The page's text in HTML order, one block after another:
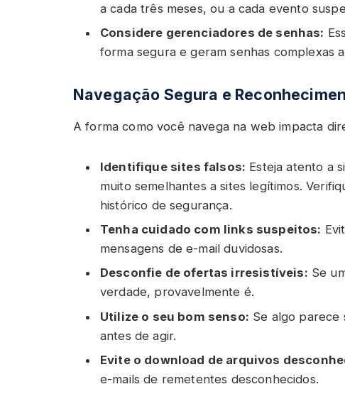
a cada três meses, ou a cada evento
Considere gerenciadores de senhas:
forma segura e geram senhas complexas
Navegação Segura e
A forma como você navega na web impacta
Identifique sites falsos: Esteja atento a
muito semelhantes a sites legítimos.
histórico de segurança.
Tenha cuidado com links suspeitos:
mensagens de e-mail duvidosas.
Desconfie de ofertas irresistíveis: Se
verdade, provavelmente é.
Utilize o seu bom senso: Se algo parece
antes de agir.
Evite o download de arquivos
e-mails de remetentes desconhecidos.